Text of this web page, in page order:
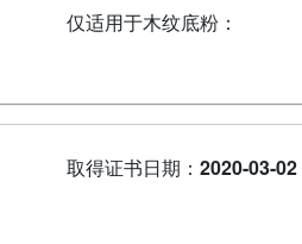
仅适用于木纹底粉：
取得证书日期：2020-03-02